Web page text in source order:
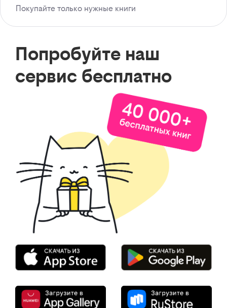
Покупайте только нужные книги
Попробуйте наш
сервис бесплатно